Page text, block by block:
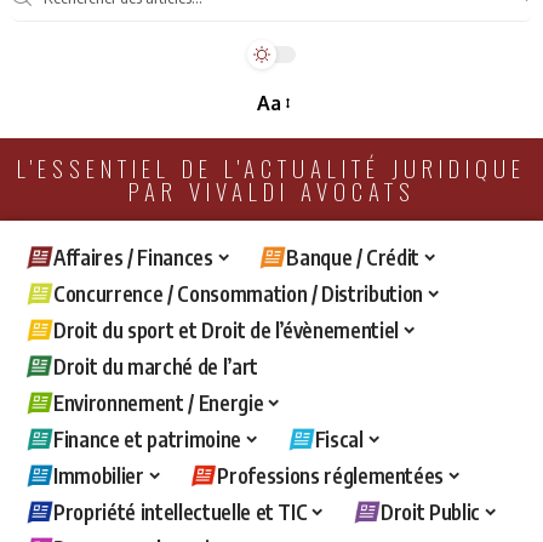
Aa
L'ESSENTIEL DE L'ACTUALITÉ JURIDIQUE
PAR VIVALDI AVOCATS
Affaires / Finances
Banque / Crédit
Concurrence / Consommation / Distribution
Droit du sport et Droit de l’évènementiel
Droit du marché de l’art
Environnement / Energie
Finance et patrimoine
Fiscal
Immobilier
Professions réglementées
Propriété intellectuelle et TIC
Droit Public